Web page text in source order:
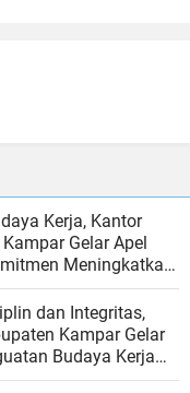
Kerja, Kantor
Gelar Apel
Meningkatkan
dan Integritas,
Kampar Gelar
Budaya Kerja